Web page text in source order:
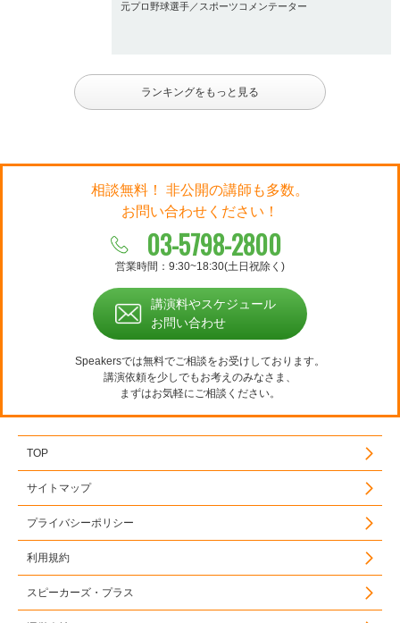
元プロ野球選手／スポーツコメンテーター
ランキングをもっと見る
相談無料！ 非公開の講師も多数。
お問い合わせください！
03-5798-2800
営業時間：9:30~18:30(土日祝除く)
講演料やスケジュール
お問い合わせ
Speakersでは無料でご相談をお受けしております。
講演依頼を少しでもお考えのみなさま、
まずはお気軽にご相談ください。
TOP
サイトマップ
プライバシーポリシー
利用規約
スピーカーズ・プラス